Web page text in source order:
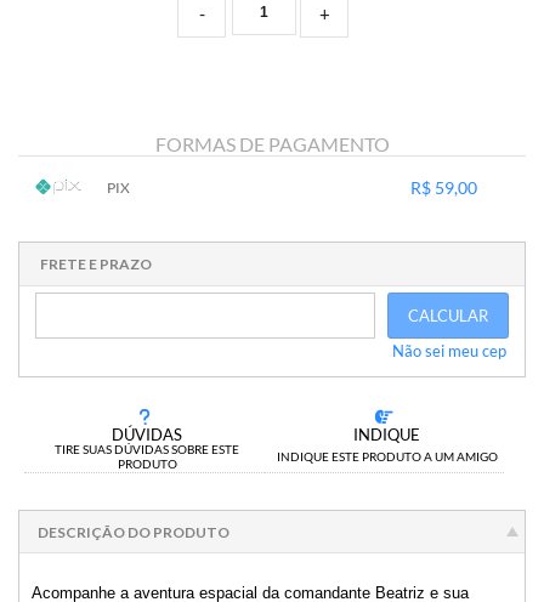
DÚVIDAS
TIRE SUAS DÚVIDAS SOBRE ESTE
PRODUTO
INDIQUE
INDIQUE ESTE PRODUTO A UM AMIGO
+
-
FORMAS DE PAGAMENTO
PIX R$ 59,00
..
...
FRETE E PRAZO
CALCULAR
Não sei meu cep
DESCRIÇÃO DO PRODUTO
Acompanhe a aventura espacial da comandante Beatriz e sua